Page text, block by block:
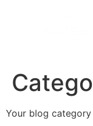
Your blog category